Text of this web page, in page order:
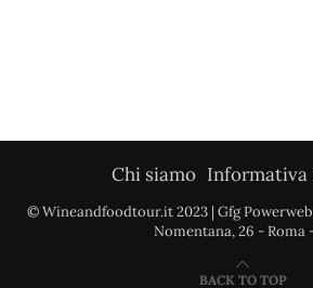
Chi siamo Informativa
© Wineandfoodtour.it 2023 | Gfg
Nomentana, 26 - Roma
BACK TO TOP